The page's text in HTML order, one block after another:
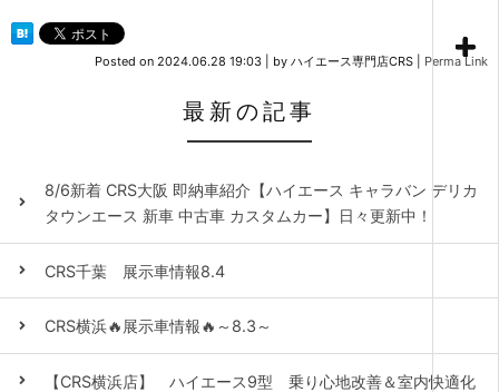
Posted on 2024.06.28 19:03 by ハイエース専門店CRS Perma Link
最新の記事
8/6新着 CRS大阪 即納車紹介【ハイエース キャラバン デリカ
タウンエース 新車 中古車 カスタムカー】日々更新中！
CRS千葉 展示車情報8.4
CRS横浜🔥展示車情報🔥～8.3～
【CRS横浜店】 ハイエース9型 乗り心地改善＆室内快適化